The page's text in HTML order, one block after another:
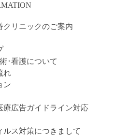
クリニックのご案内
･看護について
れ
ン
療広告ガイドライン対応
ルス対策につきまして